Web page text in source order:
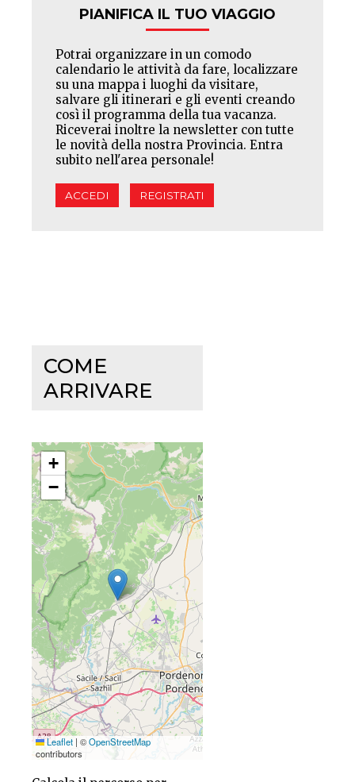
PIANIFICA IL TUO VIAGGIO
Potrai organizzare in un comodo
calendario le attività da fare, localizzare
su una mappa i luoghi da visitare,
salvare gli itinerari e gli eventi creando
così il programma della tua vacanza.
Riceverai inoltre la newsletter con tutte
le novità della nostra Provincia. Entra
subito nell'area personale!
ACCEDI REGISTRATI
COME
ARRIVARE
+
−
Leaflet | ©OpenStreetMap
contributors